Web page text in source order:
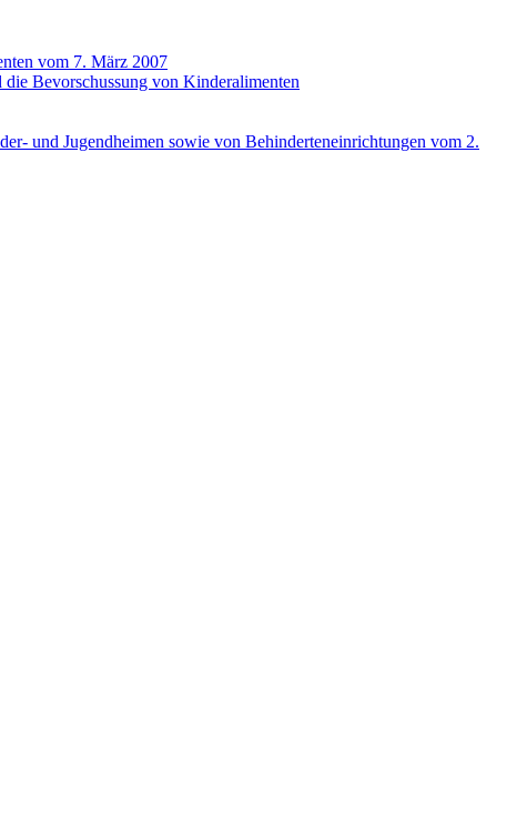
vom 7. März 2007
Bevorschussung von Kinderalimenten
und Jugendheimen sowie von Behinderteneinrichtungen vom 2.